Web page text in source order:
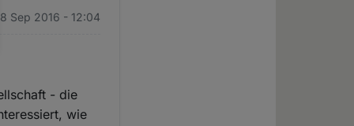
Sep 2016 - 12:04
- die
wie